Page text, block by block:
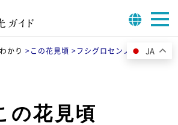
かり >この花見頃 >フシグロセンノウ
の花見頃
JA